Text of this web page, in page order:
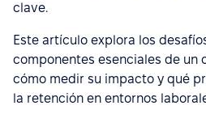
clave.
Este artículo explora los
componentes esenciales de un
cómo medir su impacto y qué
la retención en entornos